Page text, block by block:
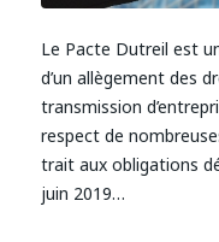
Le Pacte Dutreil est
d’un allègement des
transmission
respect de
trait aux obligations
juin 2019…